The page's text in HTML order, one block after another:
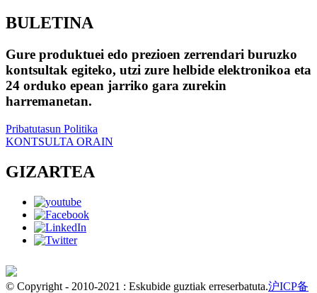
BULETINA
Gure produktuei edo prezioen zerrendari buruzko
kontsultak egiteko, utzi zure helbide elektronikoa eta
24 orduko epean jarriko gara zurekin
harremanetan.
Pribatutasun Politika
KONTSULTA ORAIN
GIZARTEA
© Copyright - 2010-2021 : Eskubide guztiak erreserbatuta.沪ICP备